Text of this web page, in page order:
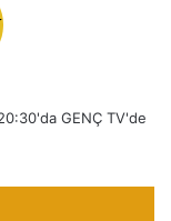
GENÇ TV'de